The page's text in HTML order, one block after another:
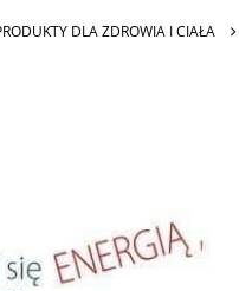
DLA ZDROWIA I CIAŁA